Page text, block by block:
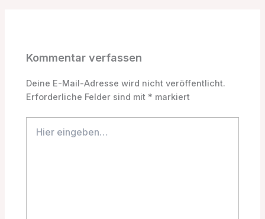
Kommentar verfassen
Deine E-Mail-Adresse wird nicht veröffentlicht.
Erforderliche Felder sind mit * markiert
eingeben…